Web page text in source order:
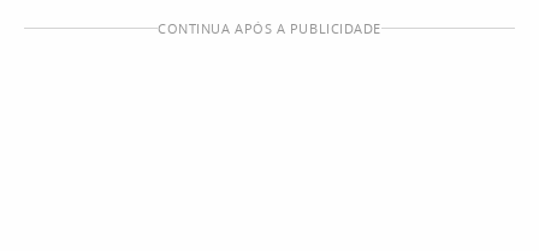
CONTINUA APÓS A PUBLICIDADE